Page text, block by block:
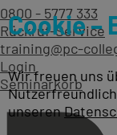
0800 - 5777 333
Rückruf-Service
training@pc-
Login
Seminarkorb
Cookie –
Wir freuen uns
unseren